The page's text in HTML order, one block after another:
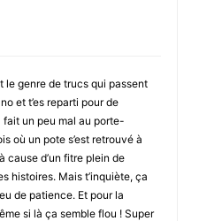
le genre de trucs qui passent
et t’es reparti pour de
un peu mal au porte-
où un pote s’est retrouvé à
cause d’un fitre plein de
histoires. Mais t’inquiète, ça
de patience. Et pour la
si là ça semble flou ! Super